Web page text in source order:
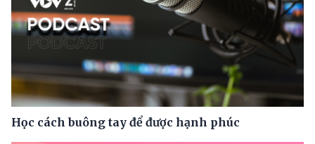
Học cách buông tay để được hạnh phúc